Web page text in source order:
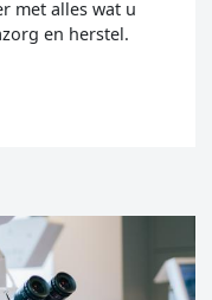
met alles wat u
en herstel.